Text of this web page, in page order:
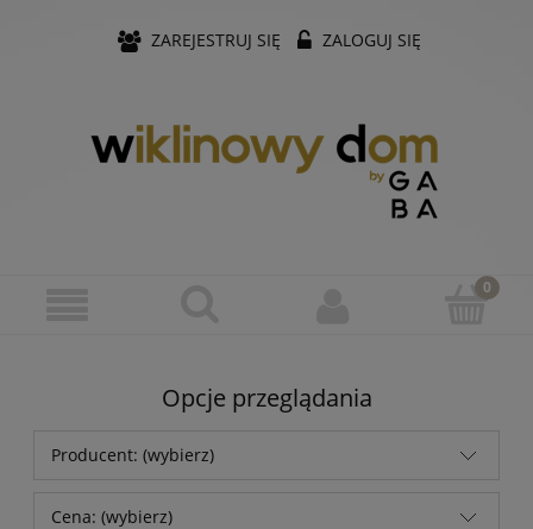
ZAREJESTRUJ SIĘ ZALOGUJ SIĘ
Opcje przeglądania
Producent: (wybierz)
Cena: (wybierz)